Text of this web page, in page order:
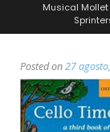
Musical Mollet
Posted on27